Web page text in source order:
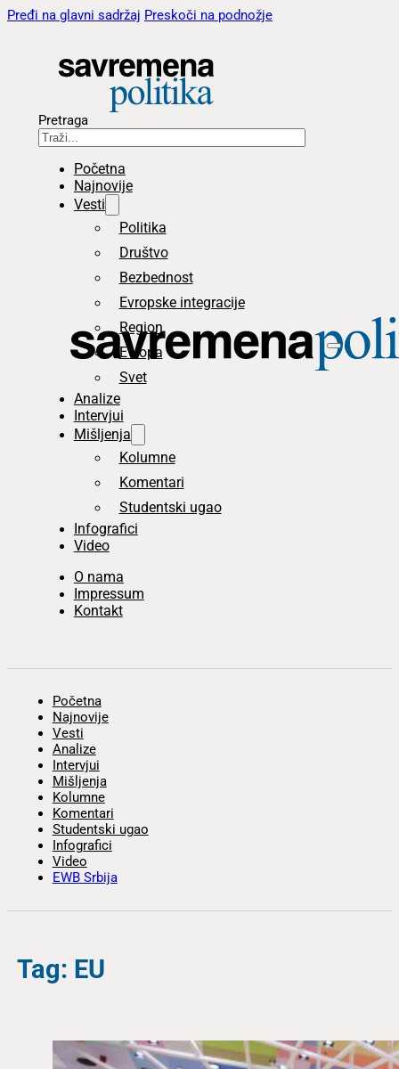
Pređi na glavni sadržaj Preskoči na podnožje
Pretraga
Početna
Najnovije
Vesti
Politika
Društvo
Bezbednost
Evropske integracije
Region
Evropa
Svet
Analize
Intervjui
Mišljenja
Kolumne
Komentari
Studentski ugao
Infografici
Video
O nama
Impressum
Kontakt
Početna
Najnovije
Vesti
Analize
Intervjui
Mišljenja
Kolumne
Komentari
Studentski ugao
Infografici
Video
EWB Srbija
Tag: EU